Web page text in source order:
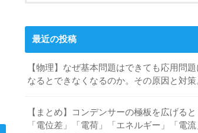
最近の投稿
【物理】なぜ基本問題はできても応用問題
なるとできなくなるのか。その原因と対策
【まとめ】コンデンサーの極板を広げると
「電位差」「電荷」「エネルギー」「電流